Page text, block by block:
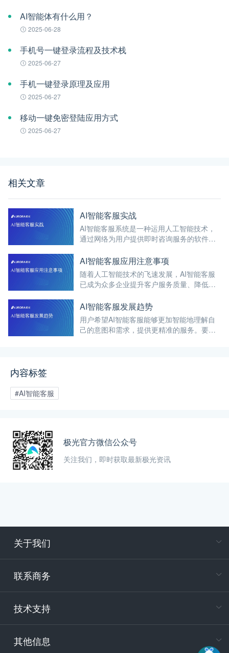
AI智能体有什么用？
2025-06-28
手机号一键登录流程及技术栈
2025-06-27
手机一键登录原理及应用
2025-06-27
移动一键免密登陆应用方式
2025-06-27
相关文章
AI智能客服实战
AI智能客服系统是一种运用人工智能技术，
通过网络为用户提供即时咨询服务的软件解
AI智能客服应用注意事项
随着人工智能技术的飞速发展，AI智能客服
已成为众多企业提升客户服务质量、降低成
AI智能客服发展趋势
用户希望AI智能客服能够更加智能地理解自
己的意图和需求，提供更精准的服务。要求
内容标签
#AI智能客服
极光官方微信公众号
关注我们，即时获取最新极光资讯
关于我们
联系商务
技术支持
其他信息
电
400-